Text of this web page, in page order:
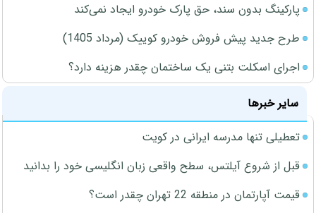
پارکینگ بدون سند، حق پارک خودرو ایجاد نمی‌کند
طرح جدید پیش فروش خودرو کوییک (مرداد 1405)
اجرای اسکلت بتنی یک ساختمان چقدر هزینه دارد؟
سایر خبرها
تعطیلی تنها مدرسه ایرانی در کویت
قبل از شروع آیلتس، سطح واقعی زبان انگلیسی خود را بدانید
قیمت آپارتمان در منطقه 22 تهران چقدر است؟